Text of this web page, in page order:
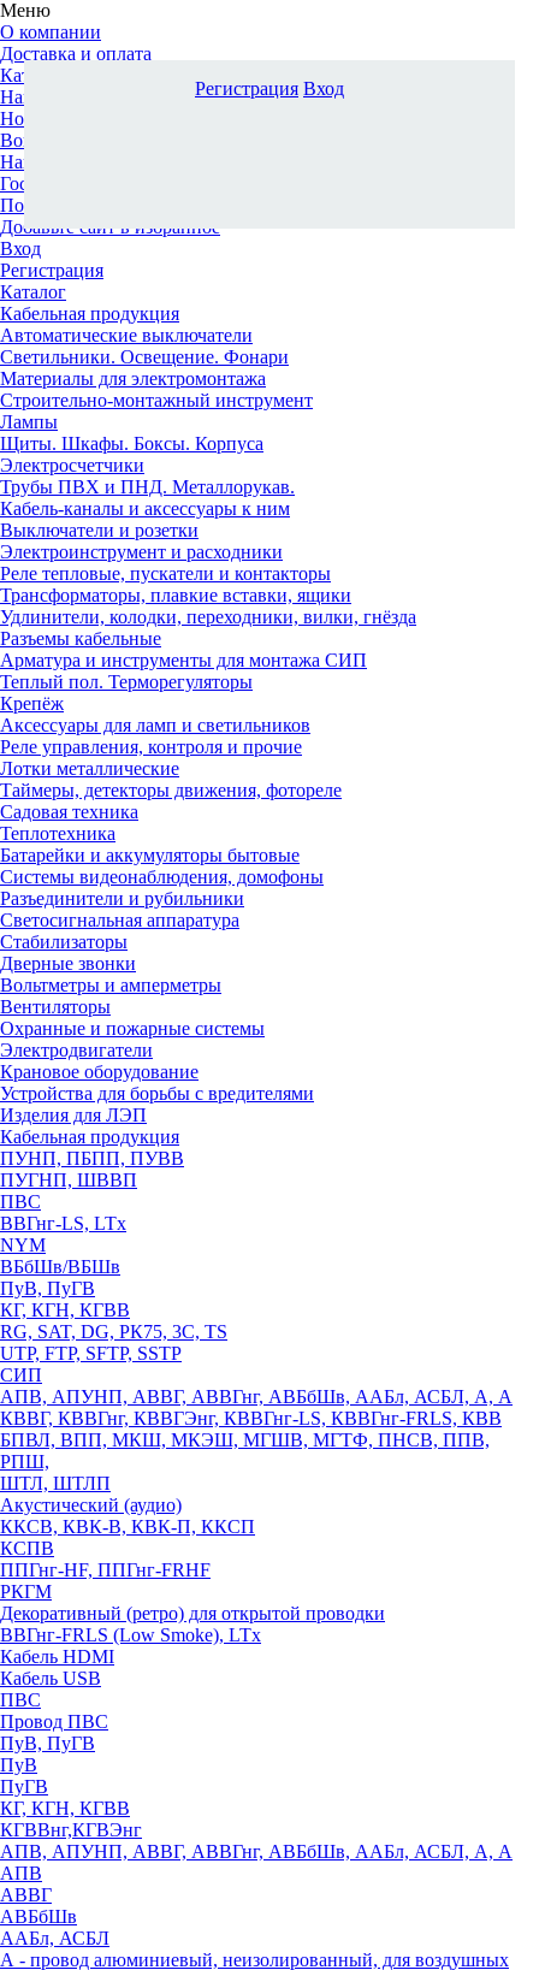
Меню
О компании
Доставка и оплата
Каталог
Наши офисы
Новости и новинки
Вопрос-ответ
Наша команда
Гос. заказчикам
Поставщикам
Добавьте сайт в избранное
Вход
Регистрация
Каталог
Кабельная продукция
Автоматические выключатели
Светильники. Освещение. Фонари
Материалы для электромонтажа
Строительно-монтажный инструмент
Лампы
Щиты. Шкафы. Боксы. Корпуса
Электросчетчики
Трубы ПВХ и ПНД. Металлорукав.
Кабель-каналы и аксессуары к ним
Выключатели и розетки
Электроинструмент и расходники
Реле тепловые, пускатели и контакторы
Трансформаторы, плавкие вставки, ящики
Удлинители, колодки, переходники, вилки, гнёзда
Разъемы кабельные
Арматура и инструменты для монтажа СИП
Теплый пол. Терморегуляторы
Крепёж
Аксессуары для ламп и светильников
Реле управления, контроля и прочие
Лотки металлические
Таймеры, детекторы движения, фотореле
Садовая техника
Теплотехника
Батарейки и аккумуляторы бытовые
Системы видеонаблюдения, домофоны
Разъединители и рубильники
Светосигнальная аппаратура
Стабилизаторы
Дверные звонки
Вольтметры и амперметры
Вентиляторы
Охранные и пожарные системы
Электродвигатели
Крановое оборудование
Устройства для борьбы с вредителями
Изделия для ЛЭП
Кабельная продукция
ПУНП, ПБПП, ПУВВ
ПУГНП, ШВВП
ПВС
ВВГнг-LS, LTx
NYM
ВБбШв/ВБШв
ПуВ, ПуГВ
КГ, КГН, КГВВ
RG, SAT, DG, РК75, 3С, TS
UTP, FTP, SFTP, SSTP
СИП
АПВ, АПУНП, АВВГ, АВВГнг, АВБбШв, ААБл, АСБЛ, А, А
КВВГ, КВВГнг, КВВГЭнг, КВВГнг-LS, КВВГнг-FRLS, КВВ
БПВЛ, ВПП, МКШ, МКЭШ, МГШВ, МГТФ, ПНСВ, ППВ,
РПШ,
ШТЛ, ШТЛП
Акустический (аудио)
ККСВ, КВК-В, КВК-П, ККСП
КСПВ
ППГнг-HF, ППГнг-FRHF
РКГМ
Декоративный (ретро) для открытой проводки
ВВГнг-FRLS (Low Smoke), LTx
Кабель HDMI
Кабель USB
ПВС
Провод ПВС
ПуВ, ПуГВ
ПуВ
ПуГВ
КГ, КГН, КГВВ
КГВВнг,КГВЭнг
АПВ, АПУНП, АВВГ, АВВГнг, АВБбШв, ААБл, АСБЛ, А, А
АПВ
АВВГ
АВБбШв
ААБл, АСБЛ
А - провод алюминиевый, неизолированный, для воздушных
Регистрация Вход